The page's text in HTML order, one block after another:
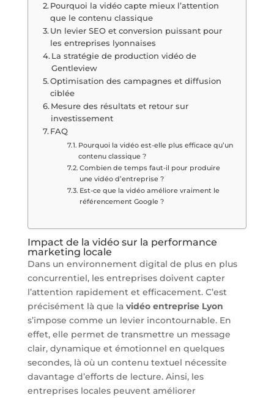
Pourquoi la vidéo capte mieux l’attention
que le contenu classique
Un levier SEO et conversion puissant pour
les entreprises lyonnaises
La stratégie de production vidéo de
Gentleview
Optimisation des campagnes et diffusion
ciblée
Mesure des résultats et retour sur
investissement
FAQ
Pourquoi la vidéo est-elle plus efficace qu’un
contenu classique ?
Combien de temps faut-il pour produire
une vidéo d’entreprise ?
Est-ce que la vidéo améliore vraiment le
référencement Google ?
Impact de la vidéo sur la performance
marketing locale
Dans un environnement digital de plus en plus
concurrentiel, les entreprises doivent capter
l’attention rapidement et efficacement. C’est
précisément là que la vidéo entreprise Lyon
s’impose comme un levier incontournable. En
effet, elle permet de transmettre un message
clair, dynamique et émotionnel en quelques
secondes, là où un contenu textuel nécessite
davantage d’efforts de lecture. Ainsi, les
entreprises locales peuvent améliorer